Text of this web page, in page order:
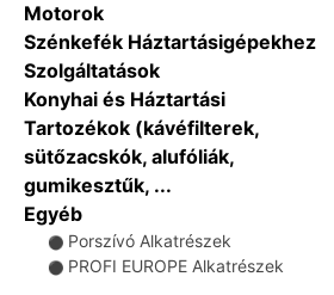
Motorok
Szénkefék Háztartásigépekhez
Szolgáltatások
Konyhai és Háztartási
Tartozékok (kávéfilterek,
sütőzacskók, alufóliák,
gumikesztűk, ...
Egyéb
⚫ Porszívó Alkatrészek
⚫ PROFI EUROPE Alkatrészek